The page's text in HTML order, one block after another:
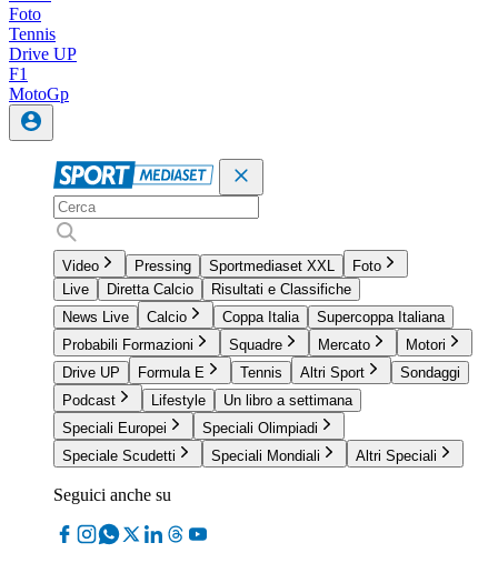
Foto
Tennis
Drive UP
F1
MotoGp
Video Pressing Sportmediaset XXL
Foto
Live
Diretta Calcio
Risultati e Classifiche
News Live
Calcio Coppa Italia
Supercoppa Italiana
Probabili Formazioni
Squadre Mercato
Motori
Drive UP
Formula E Tennis Altri Sport
Sondaggi
Podcast
Lifestyle
Un libro a settimana
Speciali Europei
Speciali Olimpiadi
Speciale Scudetti
Speciali Mondiali Altri Speciali
Seguici anche su